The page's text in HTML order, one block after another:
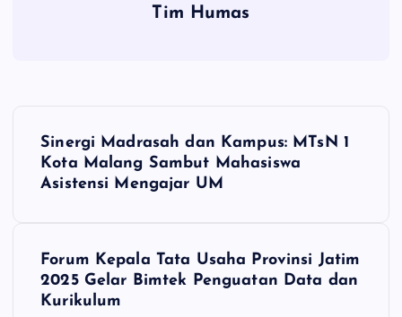
Tim Humas
NSinergi Madrasah dan Kampus: MTsN 1
Kota Malang Sambut Mahasiswa
Asistensi Mengajar UM
Forum Kepala Tata Usaha Provinsi Jatim
2025 Gelar Bimtek Penguatan Data dan
Kurikulum